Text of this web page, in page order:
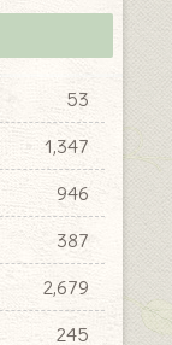
53
1,347
946
387
2,679
245